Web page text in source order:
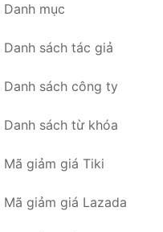
Danh mục
Danh sách tác giả
Danh sách công ty
Danh sách từ khóa
Mã giảm giá Tiki
Mã giảm giá Lazada